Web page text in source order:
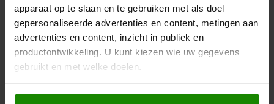
apparaat op te slaan en te gebruiken met als doel
gepersonaliseerde advertenties en content, metingen aan
advertenties en content, inzicht in publiek en
productontwikkeling. U kunt kiezen wie uw gegevens
gebruikt en met welke doelen.
Als u het toestaat, willen we ook graag:
portretten gedeeld van prins Vincent en prinses
Josephine (14). De tweeling straalt op drie foto's: één
van Vincent, één van Josephine en een gezamenlijke
foto van de twee.